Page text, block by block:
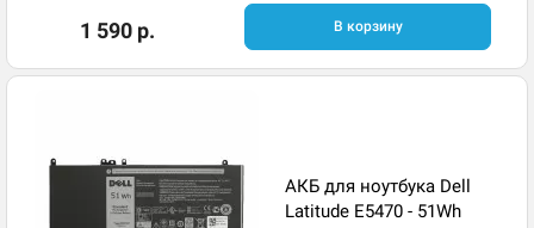
1 590 р. В корзину
АКБ для ноутбука Dell
Latitude E5470 - 51Wh